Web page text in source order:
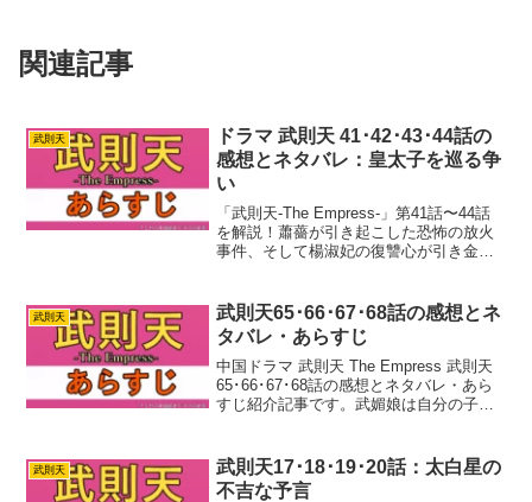
関連記事
武則天
ドラマ 武則天 41･42･43･44話の
感想とネタバレ：皇太子を巡る争
い
「武則天-The Empress-」第41話〜44話
を解説！蕭薔が引き起こした恐怖の放火
事件、そして楊淑妃の復讐心が引き金と
を消していく激動のなか、李治が新たな
皇太子に選ばれるまでの怒涛のストーリ
ーを分かりやすく紹介します。
武則天
武則天65･66･67･68話の感想とネ
タバレ・あらすじ
中国ドラマ 武則天 The Empress 武則天
65･66･67･68話の感想とネタバレ・あら
すじ紹介記事です。武媚娘は自分の子を
時に非情です。かつて自分が助けた李
忠...
武則天
武則天17･18･19･20話：太白星の
不吉な予言